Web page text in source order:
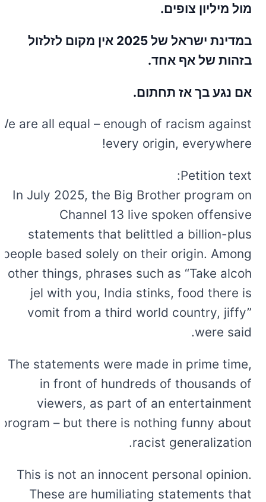
מול מיליון צופים.
במדינת ישראל של 2025 אין מקום לזלזול
בזהות של אף אחד.
אם נגע בך אז תחתום.
are all equal – enough of racism against
every origin, everywhere!
Petition text:
In July 2025, the Big Brother program on
Channel 13 live spoken offensive
statements that belittled a billion-plus
people based solely on their origin. Among
other things, phrases such as “Take alcoh
jel with you, India stinks, food there is
vomit from a third world country, jiffy”
were said.
The statements were made in prime time,
in front of hundreds of thousands of
viewers, as part of an entertainment
program – but there is nothing funny about
racist generalization.
This is not an innocent personal opinion.
These are humiliating statements that